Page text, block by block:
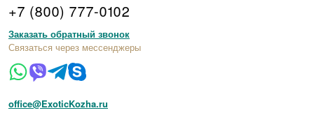
+7 (800) 777-0102
Заказать обратный звонок
Связаться через мессенджеры
office@ExoticKozha.ru